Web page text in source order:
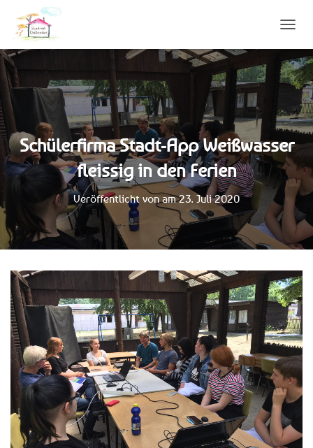
A
V
I
G
T
I
O
N
U
M
L
N
Schülerfirma Stadt-App Weißwasser
fleissig in den Ferien
Veröffentlicht vonam23. Juli 2020